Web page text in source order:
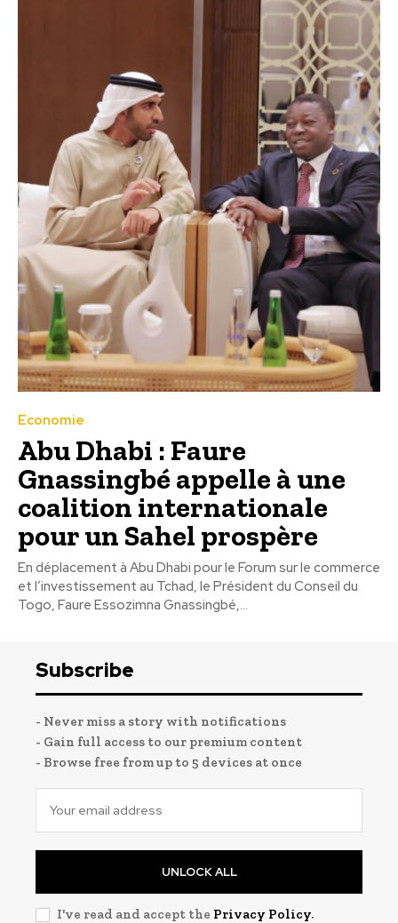
Economie
Abu Dhabi : Faure
Gnassingbé appelle à une
coalition internationale
pour un Sahel prospère
En déplacement à Abu Dhabi pour le Forum sur le commerce
et l’investissement au Tchad, le Président du Conseil du
Togo, Faure Essozimna Gnassingbé,...
Subscribe
- Never miss a story with notifications
- Gain full access to our premium content
- Browse free from up to 5 devices at once
UNLOCK ALL
I've read and accept the Privacy Policy.